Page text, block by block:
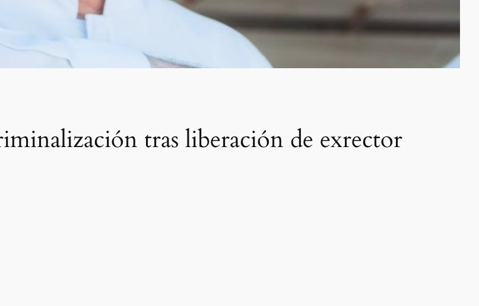
tras liberación de exrector